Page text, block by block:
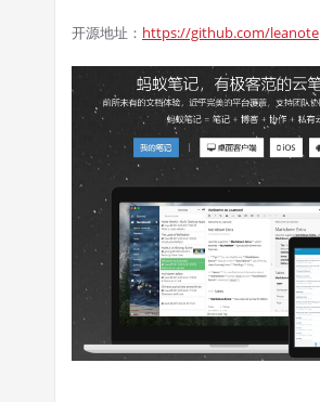
开源地址： https://github.com/leanote